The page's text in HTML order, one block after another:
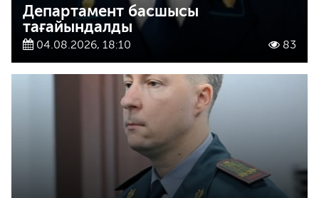
Департамент басшысы
тағайындалды
04.08.2026, 18:10 83